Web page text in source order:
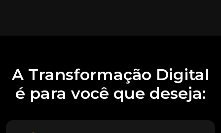
A Transformação Digital
é para você que deseja: